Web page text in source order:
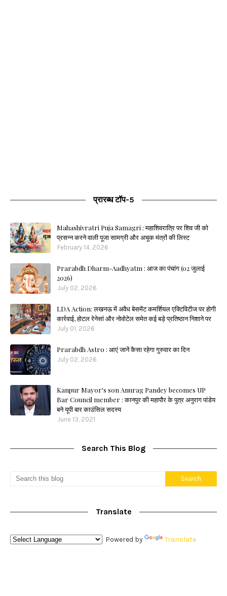
प्रारब्ध टॉप-5
Mahashivratri Puja Samagri : महाशिवरात्रि पर शिव जी को
प्रसन्न करने वाली पूजा सामग्री और अचूक मंत्रों की लिस्ट
February 14, 2026
Prarabdh Dharm-Aadhyatm : आज का पंचांग (02 जुलाई
2026)
July 02, 2026
LDA Action: लखनऊ में अवैध बेसमेंट कमर्शियल एक्टिविटीज पर होगी
कार्रवाई, होटल रेनेसां और नोवोटेल समेत कई बड़े प्रतिष्ठान निशाने पर
July 01, 2026
Prarabdh Astro : आएं जानें कैसा रहेगा गुरुवार का दिन
July 02, 2026
Kanpur Mayor's son Anurag Pandey becomes UP
Bar Council member : कानपुर की महापौर के पुत्र अनुराग पांडेय
बने यूपी बार काउंसिल सदस्य
June 13, 2021
Search This Blog
Translate
Powered by Translate